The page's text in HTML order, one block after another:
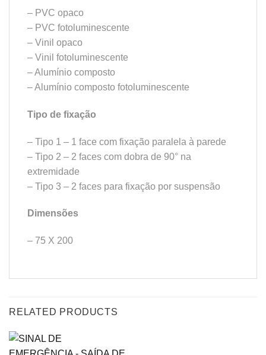
– PVC opaco
– PVC fotoluminescente
– Vinil opaco
– Vinil fotoluminescente
– Alumínio composto
– Alumínio composto fotoluminescente
Tipo de fixação
– Tipo 1 – 1 face com fixação paralela à parede
– Tipo 2 – 2 faces com dobra de 90° na
extremidade
– Tipo 3 – 2 faces para fixação por suspensão
Dimensões
– 75 X 200
RELATED PRODUCTS